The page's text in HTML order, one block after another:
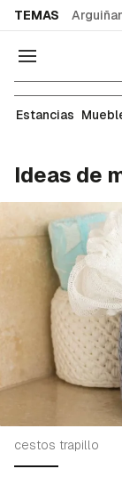
TEMAS
Navegación
Estancias
Ideas de
cestos trapillo